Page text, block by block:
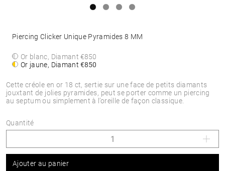
Cette créole en or 18 ct, sertie sur une face de petits diamants
jouxtant de jolies pyramides, peut se porter comme un piercing
au septum ou simplement à l’oreille de façon classique.
Piercing Clicker Unique Pyramides 8 MM
Or blanc, Diamant€850
Or jaune, Diamant€850
Quantité
Ajouter au panier